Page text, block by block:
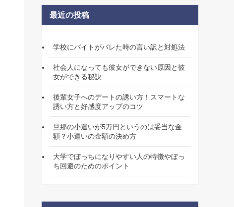
最近の投稿
学校にバイトがバレた時の言い訳と対処法
社会人になっても彼女ができない原因と彼
女ができる秘訣
後輩女子へのデートの誘い方！スマートな
誘い方と好感度アップのコツ
旦那の小遣いが5万円というのは妥当な金
額？小遣いの金額の決め方
大学でぼっちになりやすい人の特徴やぼっ
ち回避のためのポイント